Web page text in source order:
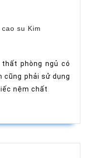
su Kim
phòng ngủ có
cũng phải sử dụng
nệm chất